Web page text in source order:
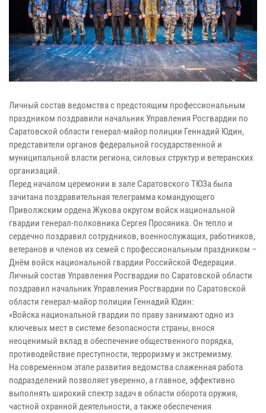
Личный состав ведомства с предстоящим профессиональным
праздником поздравили начальник Управления Росгвардии по
Саратовской области генерал-майор полиции Геннадий Юдин,
представители органов федеральной государственной и
муниципальной власти региона, силовых структур и ветеранских
организаций.
Перед началом церемонии в зале Саратовского ТЮЗа была
зачитана поздравительная телеграмма командующего
Приволжским ордена Жукова округом войск национальной
гвардии генерал-полковника Сергея Просяника. Он тепло и
сердечно поздравил сотрудников, военнослужащих, работников,
ветеранов и членов их семей с профессиональным праздником –
Днём войск национальной гвардии Российской Федерации.
Личный состав Управления Росгвардии по Саратовской области
поздравил начальник Управления Росгвардии по Саратовской
области генерал-майор полиции Геннадий Юдин:
«Войска национальной гвардии по праву занимают одно из
ключевых мест в системе безопасности страны, внося
неоценимый вклад в обеспечение общественного порядка,
противодействие преступности, терроризму и экстремизму.
На современном этапе развития ведомства слаженная работа
подразделений позволяет уверенно, а главное, эффективно
выполнять широкий спектр задач в области оборота оружия,
частной охранной деятельности, а также обеспечения